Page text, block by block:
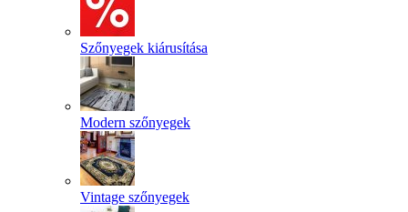
Szőnyegek kiárusítása
Modern szőnyegek
Vintage szőnyegek